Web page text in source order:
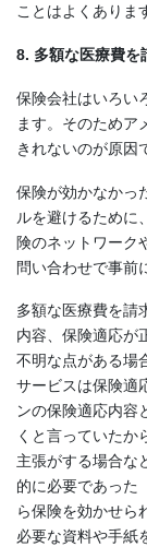
ことはよくありま
8. 多額な医療費を
保険会社はいろい
ます。そのためア
きれないのが原因
保険が効かなかっ
ルを避けるために
険のネットワーク
問い合わせで事前
多額な医療費を請
内容、保険適応が
不明な点がある場
サービスは保険適
ンの保険適応内容
くと言っていたか
主張がする場合な
的に必要であった
ら保険を効かせら
必要な資料や手紙